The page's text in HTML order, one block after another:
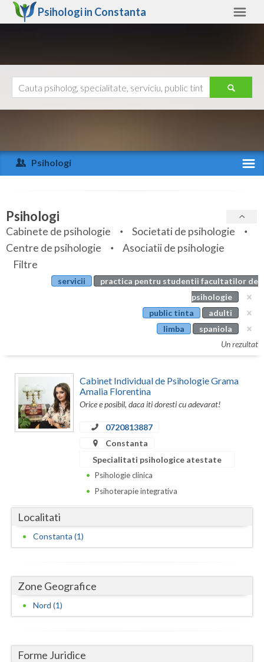
Psihologi in Constanta
Arad
Arges
Bihor
Bistrita-Nasaud
Botosani
Calarasi
Caras-Severin
Dambovita
Giurgiu
Hunedoara
Ajutor
Psihologi
Specialitati
Servicii
Articole
Evenimente
Psihologi
Cabinete de psihologie
Societati de psihologie
Centre de psihologie
Asociatii de psihologie
Filtre
servicii
practica pentru studentii facultatilor de
psihologie
public tinta
adulti
limba
spaniola
Un rezultat
Cabinet Individual de Psihologie Grama
Amalia Florentina
Orice e posibil, daca iti doresti cu adevarat!
0720813887
Constanta
Specialitati psihologice atestate
Psihologie clinica
Psihoterapie integrativa
Localitati
Constanta (1)
Zone Geografice
Nord (1)
Forme Juridice